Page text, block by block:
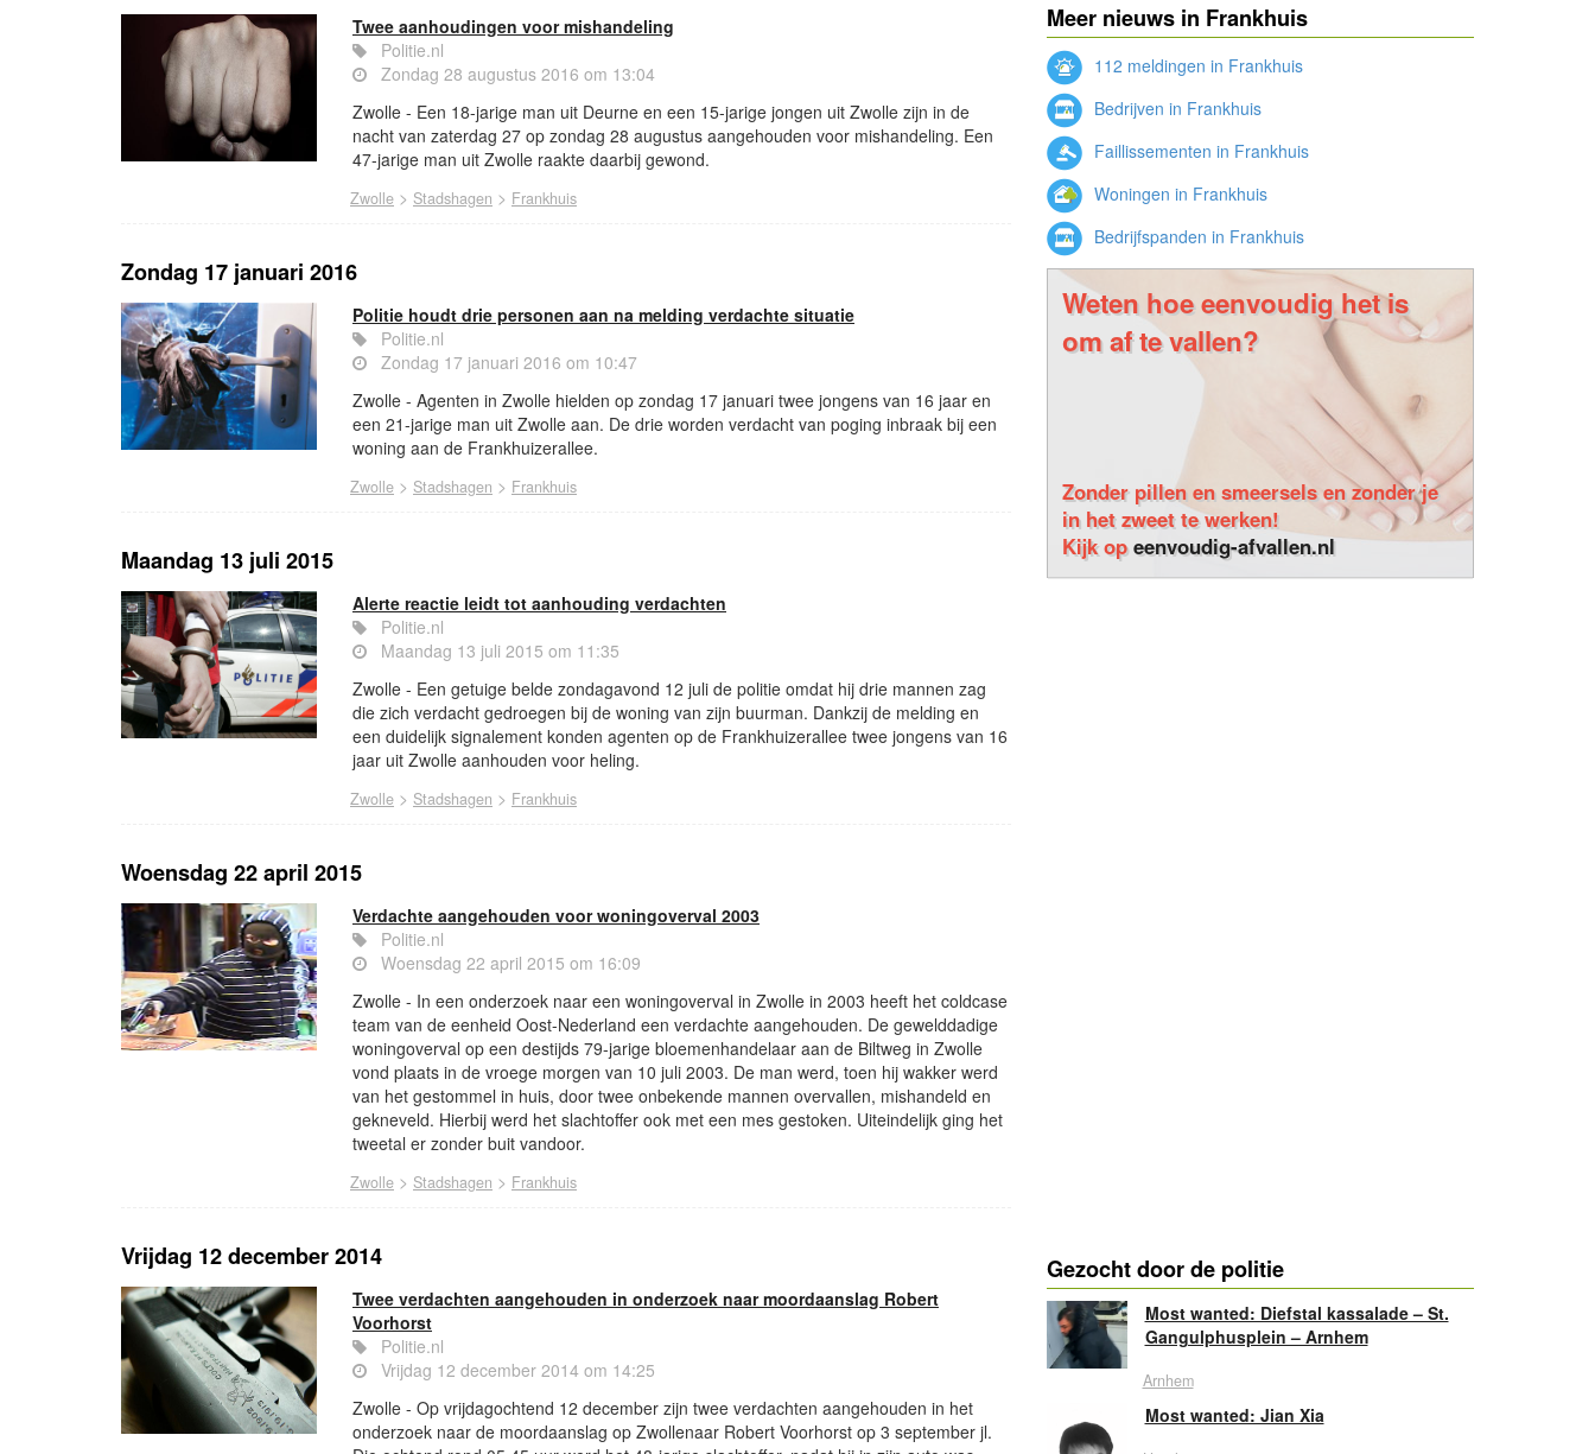
Twee aanhoudingen voor mishandeling
Politie.nl
Zondag 28 augustus 2016 om 13:04
Zwolle - Een 18-jarige man uit Deurne en een 15-jarige jongen uit Zwolle zijn in de
nacht van zaterdag 27 op zondag 28 augustus aangehouden voor mishandeling. Een
47-jarige man uit Zwolle raakte daarbij gewond.
Zwolle > Stadshagen > Frankhuis
Zondag 17 januari 2016
Politie houdt drie personen aan na melding verdachte situatie
Politie.nl
Zondag 17 januari 2016 om 10:47
Zwolle - Agenten in Zwolle hielden op zondag 17 januari twee jongens van 16 jaar en
een 21-jarige man uit Zwolle aan. De drie worden verdacht van poging inbraak bij een
woning aan de Frankhuizerallee.
Zwolle > Stadshagen > Frankhuis
Maandag 13 juli 2015
Alerte reactie leidt tot aanhouding verdachten
Politie.nl
Maandag 13 juli 2015 om 11:35
Zwolle - Een getuige belde zondagavond 12 juli de politie omdat hij drie mannen zag
die zich verdacht gedroegen bij de woning van zijn buurman. Dankzij de melding en
een duidelijk signalement konden agenten op de Frankhuizerallee twee jongens van 16
jaar uit Zwolle aanhouden voor heling.
Zwolle > Stadshagen > Frankhuis
Woensdag 22 april 2015
Verdachte aangehouden voor woningoverval 2003
Politie.nl
Woensdag 22 april 2015 om 16:09
Zwolle - In een onderzoek naar een woningoverval in Zwolle in 2003 heeft het coldcase
team van de eenheid Oost-Nederland een verdachte aangehouden. De gewelddadige
woningoverval op een destijds 79-jarige bloemenhandelaar aan de Biltweg in Zwolle
vond plaats in de vroege morgen van 10 juli 2003. De man werd, toen hij wakker werd
van het gestommel in huis, door twee onbekende mannen overvallen, mishandeld en
gekneveld. Hierbij werd het slachtoffer ook met een mes gestoken. Uiteindelijk ging het
tweetal er zonder buit vandoor.
Zwolle > Stadshagen > Frankhuis
Vrijdag 12 december 2014
Twee verdachten aangehouden in onderzoek naar moordaanslag Robert
Voorhorst
Politie.nl
Vrijdag 12 december 2014 om 14:25
Zwolle - Op vrijdagochtend 12 december zijn twee verdachten aangehouden in het
onderzoek naar de moordaanslag op Zwollenaar Robert Voorhorst op 3 september jl.
Meer nieuws in Frankhuis
112 meldingen in Frankhuis
Bedrijven in Frankhuis
Faillissementen in Frankhuis
Woningen in Frankhuis
Bedrijfspanden in Frankhuis
Weten hoe eenvoudig het is
om af te vallen?
Zonder pillen en smeersels en zonder je
in het zweet te werken!
Kijk opeenvoudig-afvallen.nl
Gezocht door de politie
Most wanted: Diefstal kassalade – St.
Gangulphusplein – Arnhem
Arnhem
Most wanted: Jian Xia